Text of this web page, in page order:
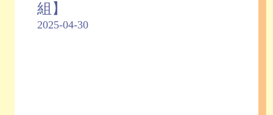
組】
2025-04-30